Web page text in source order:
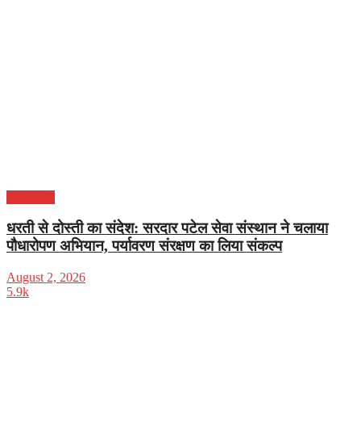
धरती से दोस्ती का संदेश: सरदार पटेल सेवा संस्थान ने चलाया
पौधारोपण अभियान, पर्यावरण संरक्षण का लिया संकल्प
August 2, 2026
5.9k